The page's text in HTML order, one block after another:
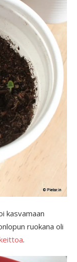
kasvamaan
ruokana oli
.